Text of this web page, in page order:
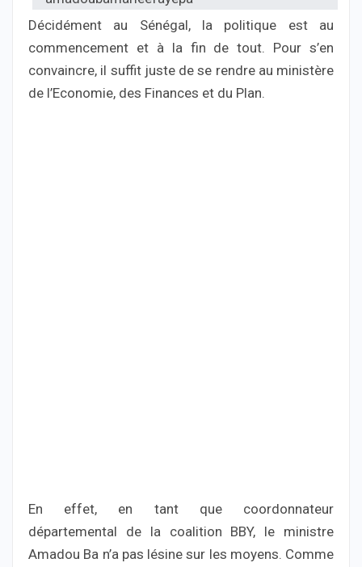
Décidément au Sénégal, la politique est au
commencement et à la fin de tout. Pour s’en
convaincre, il suffit juste de se rendre au ministère
de l’Economie, des Finances et du Plan.
En effet, en tant que coordonnateur
départemental de la coalition BBY, le ministre
Amadou Ba n’a pas lésine sur les moyens. Comme